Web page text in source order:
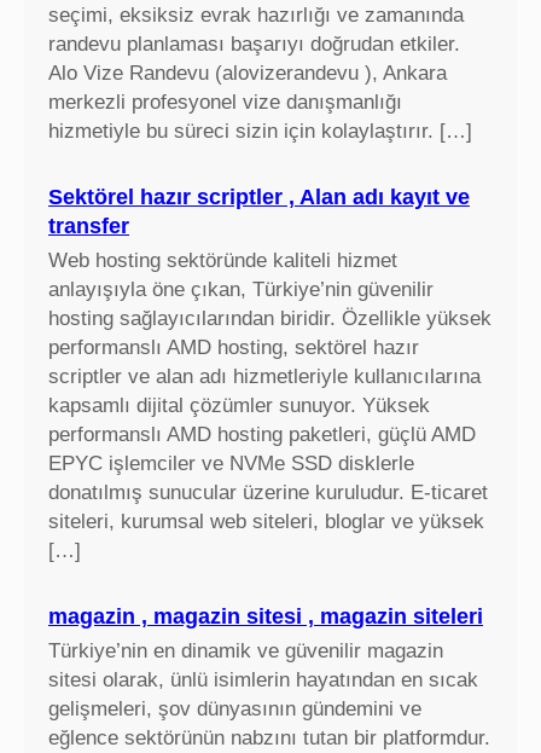
seçimi, eksiksiz evrak hazırlığı ve zamanında
randevu planlaması başarıyı doğrudan etkiler.
Alo Vize Randevu (alovizerandevu ), Ankara
merkezli profesyonel vize danışmanlığı
hizmetiyle bu süreci sizin için kolaylaştırır. […]
Sektörel hazır scriptler , Alan adı kayıt ve
transfer
Web hosting sektöründe kaliteli hizmet
anlayışıyla öne çıkan, Türkiye’nin güvenilir
hosting sağlayıcılarından biridir. Özellikle yüksek
performanslı AMD hosting, sektörel hazır
scriptler ve alan adı hizmetleriyle kullanıcılarına
kapsamlı dijital çözümler sunuyor. Yüksek
performanslı AMD hosting paketleri, güçlü AMD
EPYC işlemciler ve NVMe SSD disklerle
donatılmış sunucular üzerine kuruludur. E-ticaret
siteleri, kurumsal web siteleri, bloglar ve yüksek
[…]
magazin , magazin sitesi , magazin siteleri
Türkiye’nin en dinamik ve güvenilir magazin
sitesi olarak, ünlü isimlerin hayatından en sıcak
gelişmeleri, şov dünyasının gündemini ve
eğlence sektörünün nabzını tutan bir platformdur.